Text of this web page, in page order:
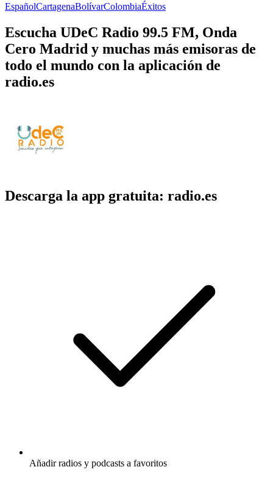
EspañolCartagenaBolívarColombiaÉxitos
Escucha UDeC Radio 99.5 FM, Onda
Cero Madrid y muchas más emisoras de
todo el mundo con la aplicación de
radio.es
Descarga la app gratuita: radio.es
Añadir radios y podcasts a favoritos